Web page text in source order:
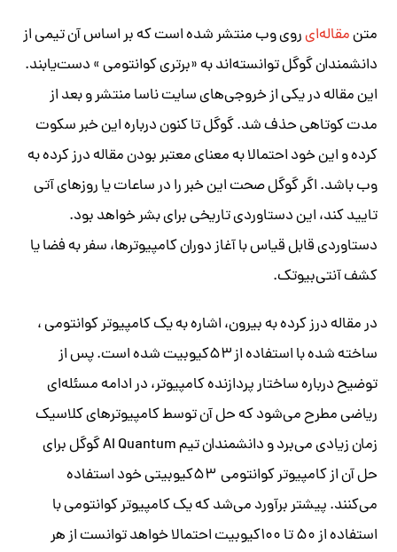
متنمقاله‌ایروی وب منتشر شده است که بر اساس آن تیمی از
دانشمندان گوگل توانسته‌اند به «برتری کوانتومی » دست‌یابند.
این مقاله در یکی از خروجی‌های سایت ناسا منتشر و بعد از
مدت کوتاهی حذف شد. گوگل تا کنون درباره این خبر سکوت
کرده و این خود احتمالا به معنای معتبر بودن مقاله درز کرده به
وب باشد. اگر گوگل صحت این خبر را در ساعات یا روزهای آتی
تایید کند، این دستاوردی تاریخی برای بشر خواهد بود.
دستاوردی قابل قیاس با آغاز دوران کامپیوترها، سفر به فضا یا
کشف آنتی‌بیوتک.
در مقاله درز کرده به بیرون، اشاره به یک کامپیوتر کوانتومی ،
ساخته شده با استفاده از ۵۳کیوبیت شده است. پس از
توضیح درباره ساختار پردازنده کامپیوتر، در ادامه مسئله‌ای
ریاضی مطرح می‌شود که حل آن توسط کامپیوترهای کلاسیک
زمان زیادی می‌برد و دانشمندان تیم AI Quantum گوگل برای
حل آن از کامپیوتر کوانتومی ۵۳کیوبیتی خود استفاده
می‌کنند. پیشتر برآورد می‌شد که یک کامپیوتر کوانتومی با
استفاده از ۵۰ تا ۱۰۰کیوبیت احتمالا خواهد توانست از هر